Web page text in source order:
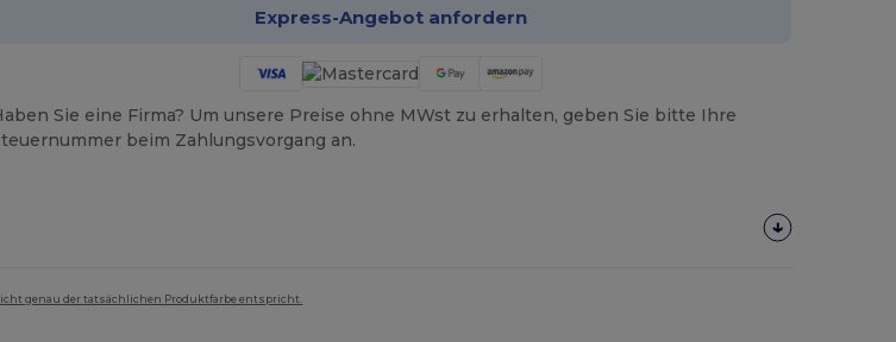
Express-Angebot anfordern
Sie eine Firma? Um unsere Preise ohne MWst zu erhalten, geben Sie bitte Ihre
beim Zahlungsvorgang an.
genau der tatsächlichen Produktfarbe entspricht.